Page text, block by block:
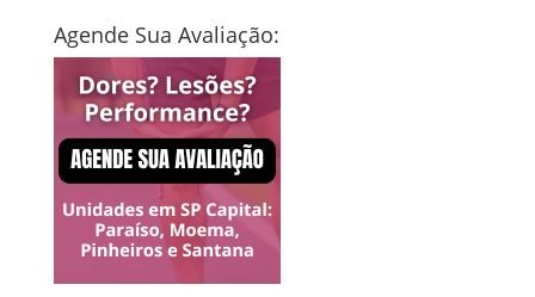
Agende Sua Avaliação: